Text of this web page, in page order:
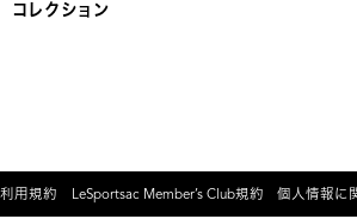
コレクション
利用規約 LeSportsac Member’s Club規約 個人情報に